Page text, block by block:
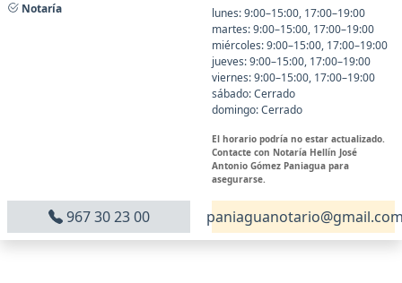
Notaría
lunes: 9:00–15:00, 17:00–19:00
martes: 9:00–15:00, 17:00–19:00
miércoles: 9:00–15:00, 17:00–19:00
jueves: 9:00–15:00, 17:00–19:00
viernes: 9:00–15:00, 17:00–19:00
sábado: Cerrado
domingo: Cerrado
El horario podría no estar actualizado.
Contacte con Notaría Hellín José
Antonio Gómez Paniagua para
asegurarse.
967 30 23 00